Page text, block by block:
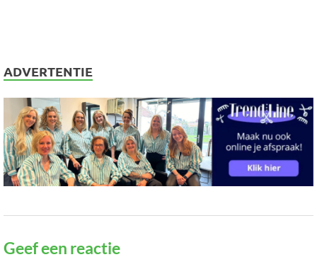
ADVERTENTIE
Geef een reactie